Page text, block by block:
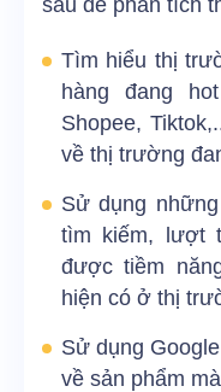
Tìm hiểu thị
hàng đang
Shopee,
về thị trường
Sử dụng
tìm kiếm, lượt
được tiềm
hiện có ở thị
Sử dụng
về sản phẩm